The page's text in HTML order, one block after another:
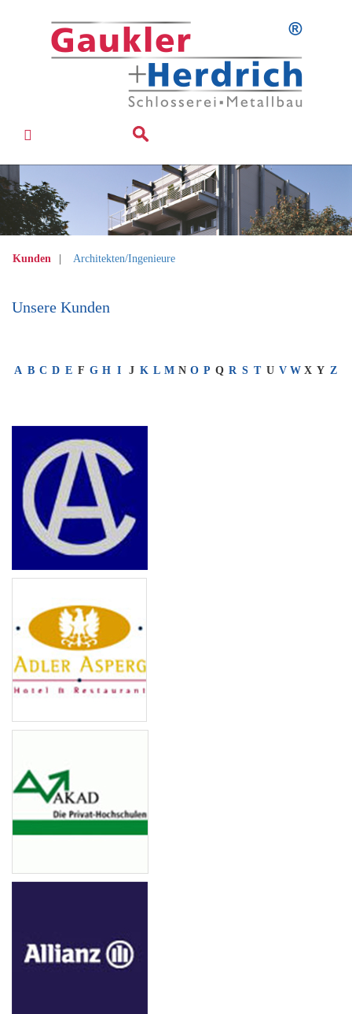
Kunden Architekten/Ingenieure
Unsere Kunden
A B C D E F G H I J K L M N O P Q R S T U V W X Y Z